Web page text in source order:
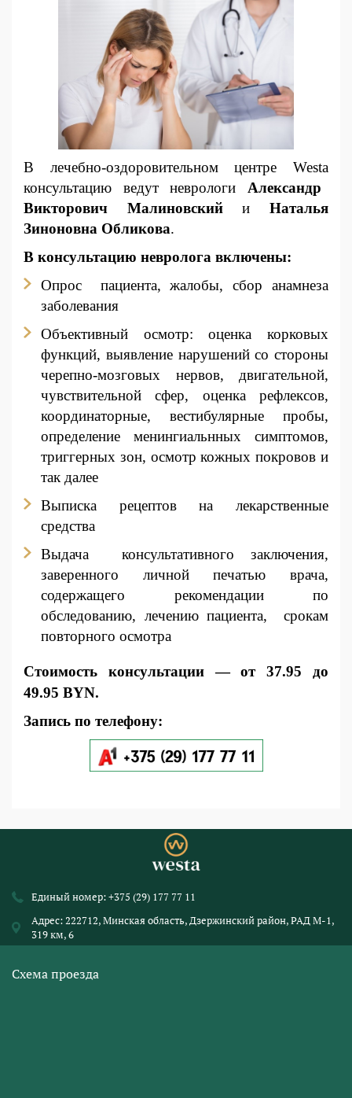
В лечебно-оздоровительном центре Westa
консультацию ведут неврологи Александр
Викторович МалиновскийиНаталья
Зиноновна Обликова.
В консультацию невролога включены:
Опрос пациента, жалобы, сбор анамнеза
заболевания
Объективный осмотр: оценка корковых
функций, выявление нарушений со стороны
черепно-мозговых нервов, двигательной,
чувствительной сфер, оценка рефлексов,
координаторные, вестибулярные пробы,
определение менингиальнных симптомов,
триггерных зон, осмотр кожных покровов и
так далее
Выписка рецептов на лекарственные
средства
Выдача консультативного заключения,
заверенного личной печатью врача,
содержащего рекомендации по
обследованию, лечению пациента, срокам
повторного осмотра
Стоимость консультации — от 37.95 до
49.95 BYN.
Запись по телефону:
Единый номер:+375 (29) 177 77 11
Адрес: 222712, Минская область, Дзержинский район, РАД М-1,
319 км, 6
Схема проезда